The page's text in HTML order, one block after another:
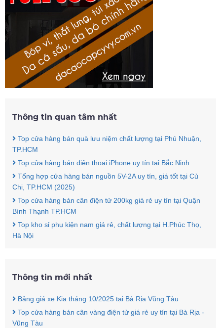
Thông tin quan tâm nhất
Top cửa hàng bán quà lưu niệm chất lượng tại Phú Nhuận,
TP.HCM
Top cửa hàng bán điện thoại iPhone uy tín tại Bắc Ninh
Tổng hợp cửa hàng bán nguồn 5V-2A uy tín, giá tốt tại Củ
Chi, TP.HCM (2025)
Top cửa hàng bán cân điện tử 200kg giá rẻ uy tín tại Quận
Bình Thạnh TP.HCM
Top kho sỉ phụ kiện nam giá rẻ, chất lượng tại H.Phúc Thọ,
Hà Nội
Thông tin mới nhất
Bảng giá xe Kia tháng 10/2025 tại Bà Rịa Vũng Tàu
Top cửa hàng bán cân vàng điện tử giá rẻ uy tín tại Bà Rịa -
Vũng Tàu